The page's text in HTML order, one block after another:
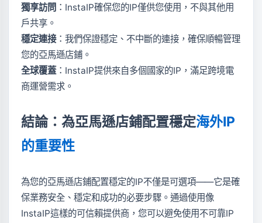
獨享訪問 ：InstaIP確保您的IP僅供您使用，不與其他用
戶共享。
穩定連接：我們保證穩定、不中斷的連接，確保順暢管理
您的亞馬遜店鋪。
全球覆蓋：InstaIP提供來自多個國家的IP，滿足跨境電
商運營需求。
結論：為亞馬遜店鋪配置穩定海外IP
的重要性
為您的亞馬遜店鋪配置穩定的IP不僅是可選項——它是確
保業務安全、穩定和成功的必要步驟。通過使用像
InstaIP這樣的可信賴提供商，您可以避免使用不可靠IP